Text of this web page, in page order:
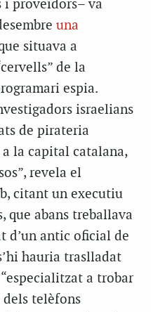
i proveïdors– va
una
situava a
de la
espia.
israelians
de pirateria
a la capital catalana,
revela el
citant un executiu
que abans treballava
d’un antic oficial de
hauria traslladat
a trobar
dels telèfons